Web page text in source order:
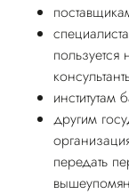
институтам
другим
передать